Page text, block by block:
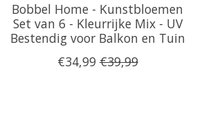
Bobbel Home - Kunstbloemen
Set van 6 - Kleurrijke Mix - UV
Bestendig voor Balkon en Tuin
€34,99 €39,99